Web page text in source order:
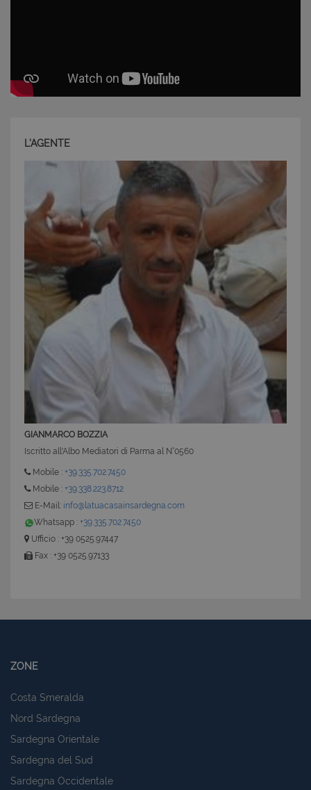
L'AGENTE
GIANMARCO BOZZIA
Iscritto all'Albo Mediatori di Parma al N°0560
Mobile : +39.335.702.7450
Mobile : +39.338.223.8712
E-Mail: info@latuacasainsardegna.com
Whatsapp : +39.335.702.7450
Ufficio : +39 0525.97447
Fax : +39 0525.97133
ZONE
Costa Smeralda
Nord Sardegna
Sardegna Orientale
Sardegna del Sud
Sardegna Occidentale
CookieScriptConsent
CookieScript
www.latuacasainsardegna.com
6 mesi 5
giorni